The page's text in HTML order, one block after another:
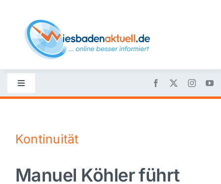
content
Toggle
Navigation
Nachrichten
Politik
Kontinuität
Manuel Köhler führt